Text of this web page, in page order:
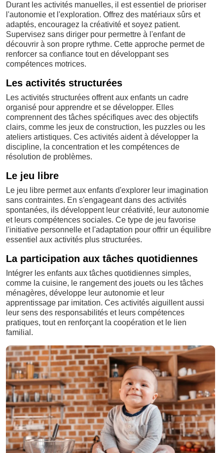
Durant les activités manuelles, il est essentiel de prioriser
l'autonomie et l'exploration. Offrez des matériaux sûrs et
adaptés, encouragez la créativité et soyez patient.
Supervisez sans diriger pour permettre à l'enfant de
découvrir à son propre rythme. Cette approche permet de
renforcer sa confiance tout en développant ses
compétences motrices.
Les activités structurées
Les activités structurées offrent aux enfants un cadre
organisé pour apprendre et se développer. Elles
comprennent des tâches spécifiques avec des objectifs
clairs, comme les jeux de construction, les puzzles ou les
ateliers artistiques. Ces activités aident à développer la
discipline, la concentration et les compétences de
résolution de problèmes.
Le jeu libre
Le jeu libre permet aux enfants d'explorer leur imagination
sans contraintes. En s'engageant dans des activités
spontanées, ils développent leur créativité, leur autonomie
et leurs compétences sociales. Ce type de jeu favorise
l'initiative personnelle et l'adaptation pour offrir un équilibre
essentiel aux activités plus structurées.
La participation aux tâches quotidiennes
Intégrer les enfants aux tâches quotidiennes simples,
comme la cuisine, le rangement des jouets ou les tâches
ménagères, développe leur autonomie et leur
apprentissage par imitation. Ces activités aiguillent aussi
leur sens des responsabilités et leurs compétences
pratiques, tout en renforçant la coopération et le lien
familial.